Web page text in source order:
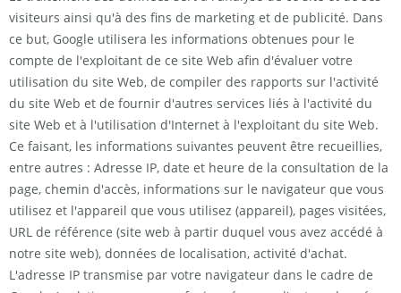
visiteurs ainsi qu'à des fins de marketing et de publicité. Dans
ce but, Google utilisera les informations obtenues pour le
compte de l'exploitant de ce site Web afin d'évaluer votre
utilisation du site Web, de compiler des rapports sur l'activité
du site Web et de fournir d'autres services liés à l'activité du
site Web et à l'utilisation d'Internet à l'exploitant du site Web.
Ce faisant, les informations suivantes peuvent être recueillies,
entre autres : Adresse IP, date et heure de la consultation de la
page, chemin d'accès, informations sur le navigateur que vous
utilisez et l'appareil que vous utilisez (appareil), pages visitées,
URL de référence (site web à partir duquel vous avez accédé à
notre site web), données de localisation, activité d'achat.
L'adresse IP transmise par votre navigateur dans le cadre de